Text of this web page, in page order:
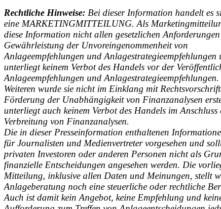
Rechtliche Hinweise: Bei dieser Information handelt es
eine MARKETINGMITTEILUNG. Als
diese Information nicht allen gesetzlichen
Gewährleistung der Unvoreingenommenheit von
Anlageempfehlungen und Anlagestrategieempfehlungen
unterliegt keinem Verbot des Handels vor der
Anlageempfehlungen und Anlagestrategieempfehlungen.
Weiteren wurde sie nicht im Einklang mit
Förderung der Unabhängigkeit von Finanzanalysen
unterliegt auch keinem Verbot des Handels im Anschluss
Verbreitung von Finanzanalysen.
Die in dieser Presseinformation enthaltenen
für Journalisten und Medienvertreter vorgesehen und
privaten Investoren oder anderen Personen nicht als
finanzielle Entscheidungen angesehen werden. Die
Mitteilung, inklusive allen Daten und Meinungen, stellt
Anlageberatung noch eine steuerliche oder rechtliche
Auch ist damit kein Angebot, keine Empfehlung und